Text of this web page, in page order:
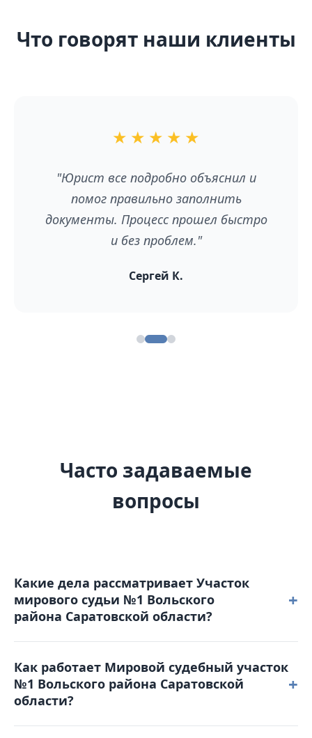
Что говорят наши клиенты
★ ★ ★ ★ ★
"Юрист все подробно объяснил и
помог правильно заполнить
документы. Процесс прошел быстро
и без проблем."
Сергей К.
Часто задаваемые
вопросы
Какие дела рассматривает Участок
мирового судьи №1 Вольского
района Саратовской области?
+
дела небольшой тяжести, гражданские споры с
ценой иска до 50 000 рублей, дела о расторжении
брака без спора о детях, административные
правонарушения, а также вопросы выдачи
Как работает Мировой судебный участок
№1 Вольского района Саратовской
области?
+